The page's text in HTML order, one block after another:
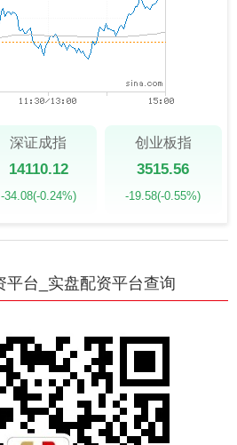
深证成指
14110.12
-34.08(-0.24%)
创业板指
3515.56
-19.58(-0.55%)
平台_实盘配资平台查询